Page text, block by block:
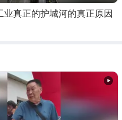
业真正的护城河的真正原因